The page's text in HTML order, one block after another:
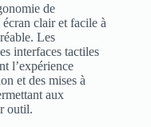
de
clair et facile à
Les
interfaces tactiles
l’expérience
et des mises à
aux
outil.